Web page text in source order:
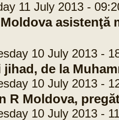
11 July 2013 -
asistenţă
10 July 2013 -
de la
10 July 2013 -
R Moldova,
10 July 2013 -